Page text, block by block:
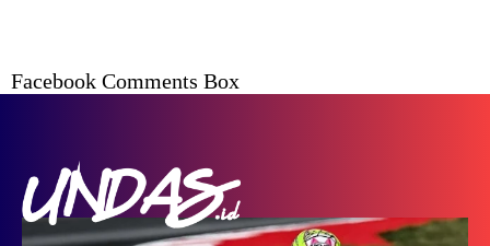
Facebook Comments Box